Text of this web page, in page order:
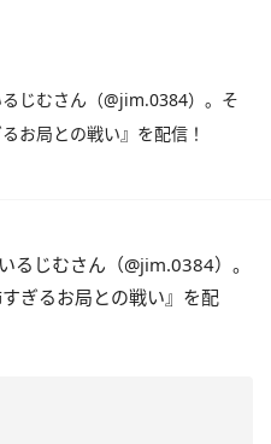
じむさん（@jim.0384）。そ
お局との戦い』を配信！
るじむさん（@jim.0384）。
ぎるお局との戦い』を配